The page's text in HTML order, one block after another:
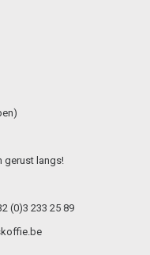
gerust langs!
(0)3 233 25 89